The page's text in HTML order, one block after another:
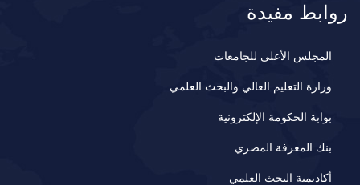
روابط مفيدة
المجلس الأعلى للجامعات
وزارة التعليم العالي والبحث العلمي
بوابة الحكومة الإلكترونية
بنك المعرفة المصري
أكاديمية البحث العلمي